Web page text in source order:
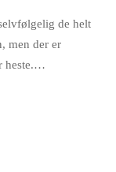
de helt
men der er
heste.…